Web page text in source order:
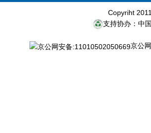
Copyriht
支持协办：中
京公